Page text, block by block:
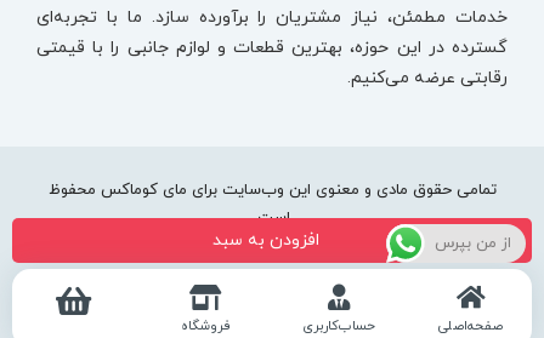
خدمات مطمئن، نیاز مشتریان را برآورده سازد. ما با تجربه‌ای
گسترده در این حوزه، بهترین قطعات و لوازم جانبی را با قیمتی
رقابتی عرضه می‌کنیم.
تمامی حقوق مادی و معنوی این وب‌سایت برای مای کوماکس محفوظ
است.
افزودن به سبد
صفحه‌اصلی حساب‌کاربری فروشگاه
از من بپرس